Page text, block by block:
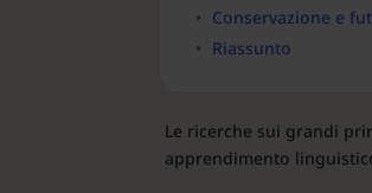
Conservazione e
Riassunto
Le ricerche sui grandi
apprendimento